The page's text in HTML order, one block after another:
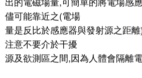
儘可能靠近之(電場
量是反比於感應器與發射源之距
注意不要介於干擾
源及欲測區之間,因為人體會隔離